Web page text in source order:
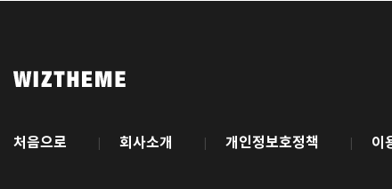
처음으로 회사소개 개인정보호정책 이